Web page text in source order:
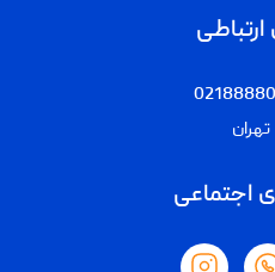
تهران
اجتماعی